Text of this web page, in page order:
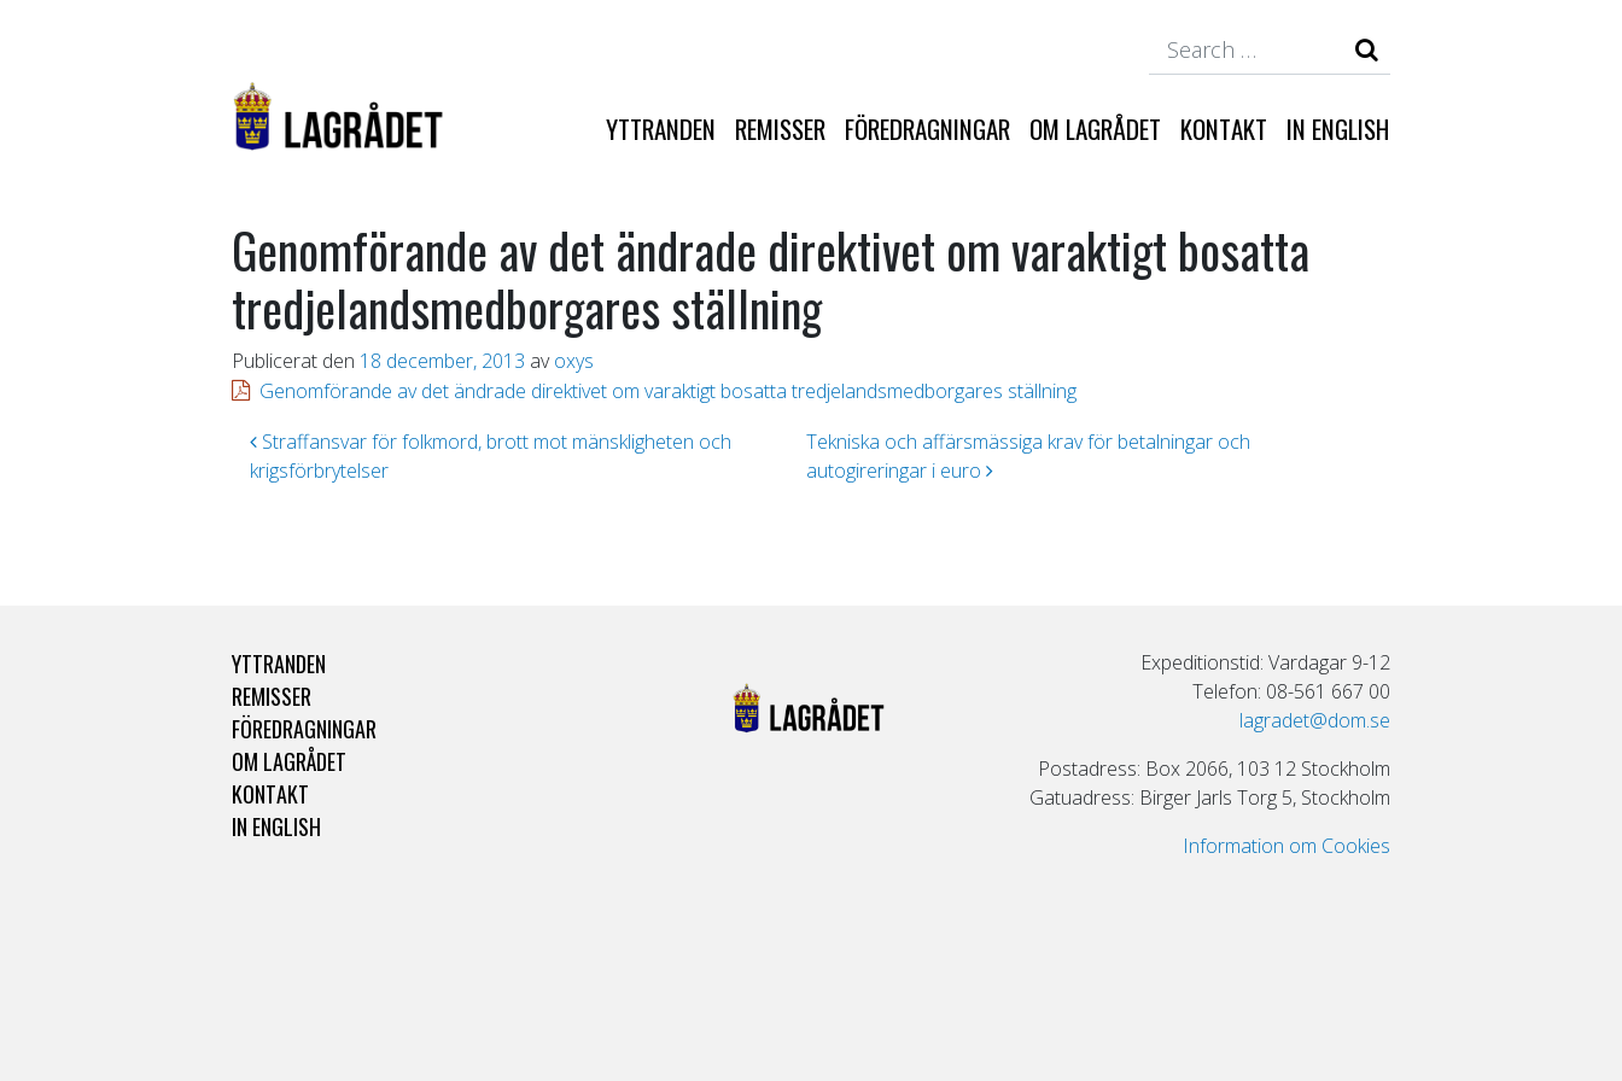
YTTRANDEN REMISSER FÖREDRAGNINGAR OM LAGRÅDET KONTAKT IN ENGLISH
Genomförande av det ändrade direktivet om varaktigt bosatta
tredjelandsmedborgares ställning
Publicerat den 18 december, 2013 av oxys
Genomförande av det ändrade direktivet om varaktigt bosatta tredjelandsmedborgares ställning
Inläggsnavigering
Straffansvar för folkmord, brott mot mänskligheten och
krigsförbrytelser
Tekniska och affärsmässiga krav för betalningar och
autogireringar i euro
YTTRANDEN
REMISSER
FÖREDRAGNINGAR
OM LAGRÅDET
KONTAKT
IN ENGLISH
Expeditionstid: Vardagar 9-12
Telefon: 08-561 667 00
lagradet@dom.se
Postadress: Box 2066, 103 12 Stockholm
Gatuadress: Birger Jarls Torg 5, Stockholm
Information om Cookies